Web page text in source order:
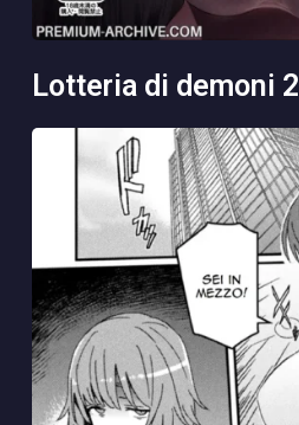
lotteria di demoni 2